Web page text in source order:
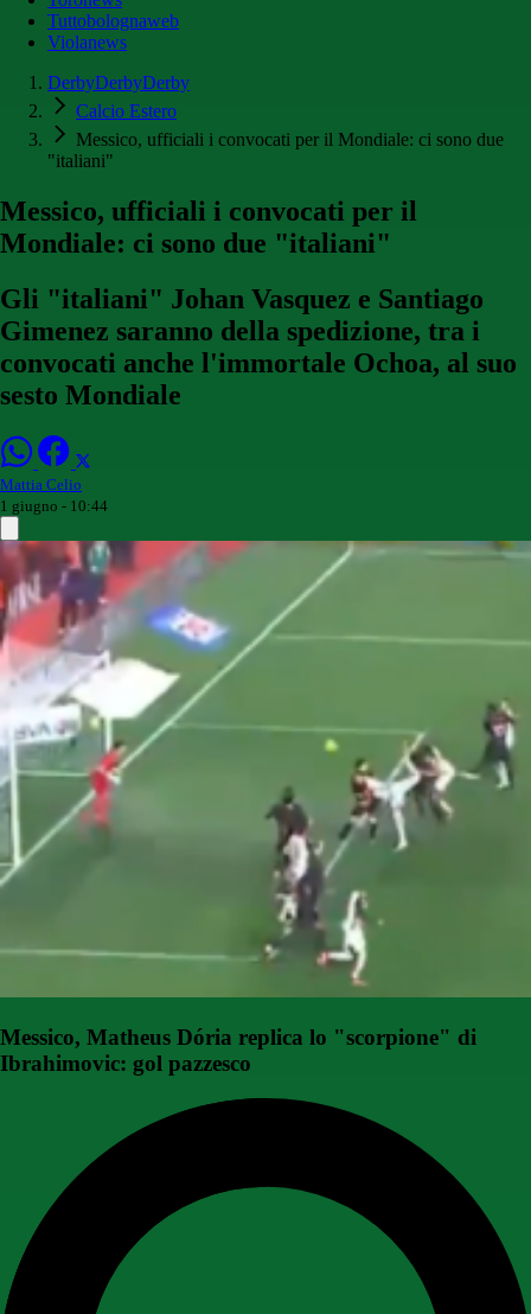
Tuttobolognaweb
Violanews
DerbyDerbyDerby
Calcio Estero
Messico, ufficiali i convocati per il Mondiale: ci sono due
"italiani"
Messico, ufficiali i convocati per il
Mondiale: ci sono due "italiani"
Gli "italiani" Johan Vasquez e Santiago
Gimenez saranno della spedizione, tra i
convocati anche l'immortale Ochoa, al suo
sesto Mondiale
Mattia Celio
1 giugno - 10:44
Messico, Matheus Dória replica lo "scorpione" di
Ibrahimovic: gol pazzesco